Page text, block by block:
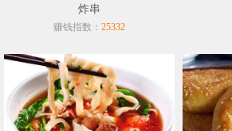
炸串
赚钱指数： 25332